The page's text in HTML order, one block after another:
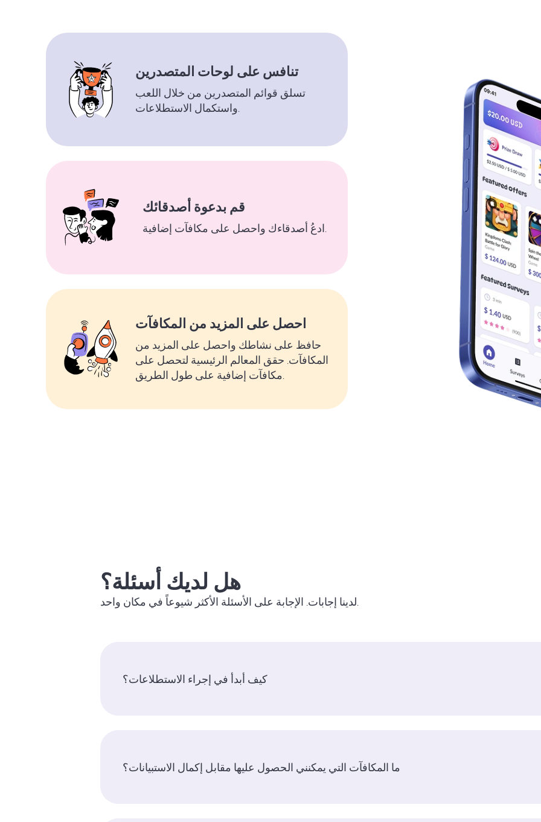
تنافس على لوحات المتصدرين
تسلق قوائم المتصدرين من خلال اللعب
واستكمال الاستطلاعات.
قم بدعوة أصدقائك
ادعُ أصدقاءك واحصل على مكافآت إضافية.
احصل على المزيد من المكافآت
حافظ على نشاطك واحصل على المزيد من
المكافآت. حقق المعالم الرئيسية لتحصل على
مكافآت إضافية على طول الطريق.
هل لديك أسئلة؟
لدينا إجابات. الإجابة على الأسئلة الأكثر شيوعاً في مكان واحد.
كيف أبدأ في إجراء الاستطلاعات؟
ما المكافآت التي يمكنني الحصول عليها مقابل إكمال الاستبيانات؟